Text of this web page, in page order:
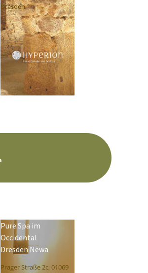
Dresden
Pure Spa im
Occidental
Dresden Newa
Prager Straße 2c, 01069